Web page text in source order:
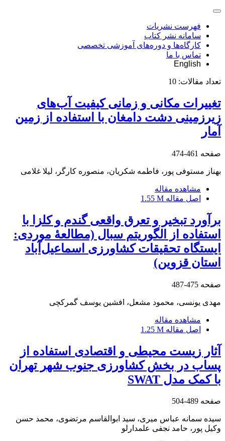
فهرست نشریات
سامانه نشر کتاب
کارگاه‌ها و دوره‌های آموزشی تخصصی
تماس با ما
English
تعداد مقالات: 10
تغییرات مکانی و زمانی کیفیت آب‌های
زیرزمینی دشت دامغان با استفاده از زمین
آمار
صفحه 461-474
بهناز مستوفی پور، فاطمه شکریان، منصوره کارگر، لیلا غلامی
مشاهده مقاله
اصل مقاله 1.55 M
برآورد تبخیر و تعرق واقعی گندم و کلزا با
استفاده از الگوریتم سبال (مطالعۀ موردی:
ایستگاه تحقیقات کشاورزی اسماعیل‌آباد
استان قزوین)
صفحه 475-487
مهدی یونسی، محمود مشعل، افشین یوسف گمرکچی
مشاهده مقاله
اصل مقاله 1.25 M
آثار زیست محیطی و اقتصادی استفاده از
پساب در بخش کشاورزی جنوب شهر تهران
با کمک مدل SWAT
صفحه 489-504
سیده سمانه عباس میری، سید ابوالقاسم مرتضوی، محمد حسن
وکیل پور، حامد نجفی علمدارلو